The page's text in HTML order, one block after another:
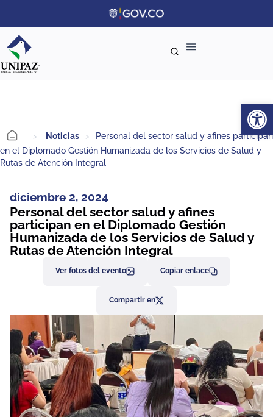
> Noticias >
Personal del sector salud y afines participan
en el Diplomado Gestión Humanizada de los Servicios de Salud y
Rutas de Atención Integral
diciembre 2, 2024
Personal del sector salud y afines
participan en el Diplomado Gestión
Humanizada de los Servicios de Salud y
Rutas de Atención Integral
Ver fotos del evento Copiar enlace
Compartir en